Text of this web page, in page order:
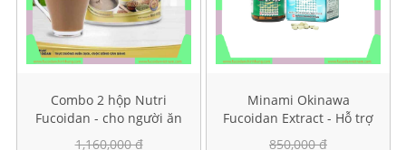
Combo 2 hộp Nutri
Fucoidan - cho người ăn
kiêng, ăn chay
1,160,000 đ
Minami Okinawa
Fucoidan Extract - Hỗ trợ
điều trị ung thư, Lọ 240
850,000 đ